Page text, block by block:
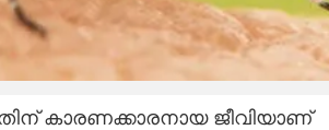
കാരണക്കാരനായ ജീവിയാണ്